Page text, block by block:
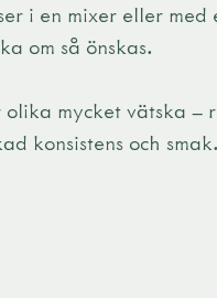
i en mixer eller med
om så önskas.
mycket vätska –
konsistens och smak.